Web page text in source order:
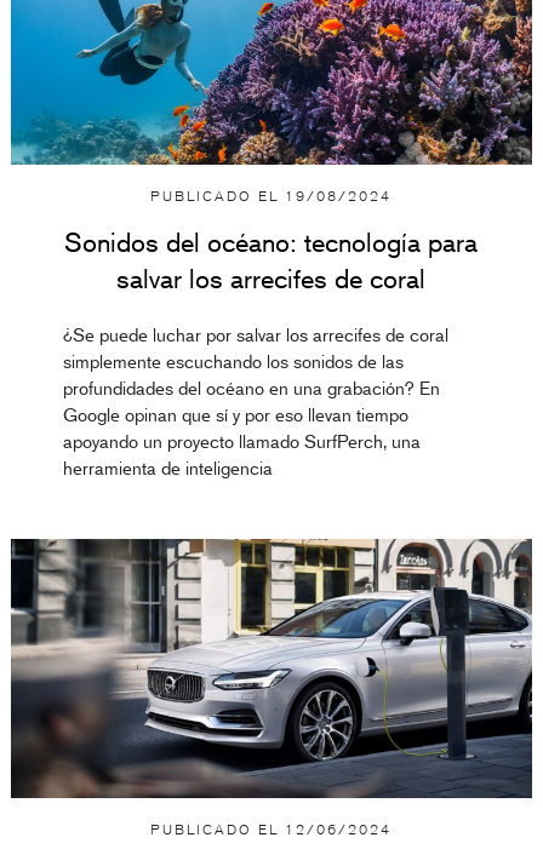
PUBLICADO EL 19/08/2024
Sonidos del océano: tecnología para
salvar los arrecifes de coral
¿Se puede luchar por salvar los arrecifes de coral
simplemente escuchando los sonidos de las
profundidades del océano en una grabación? En
Google opinan que sí y por eso llevan tiempo
apoyando un proyecto llamado SurfPerch, una
herramienta de inteligencia
PUBLICADO EL 12/06/2024